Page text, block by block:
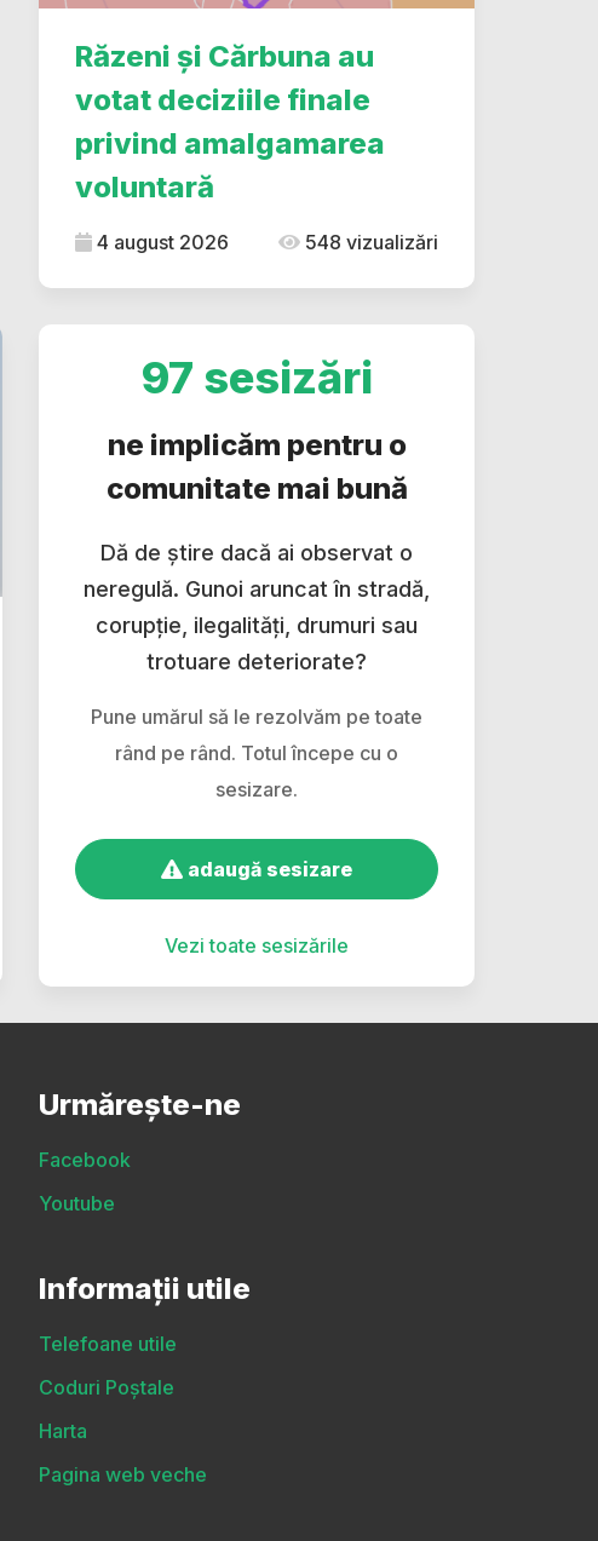
Răzeni și Cărbuna au
votat deciziile finale
privind amalgamarea
voluntară
4 august 2026 548 vizualizări
97 sesizări
ne implicăm pentru o
comunitate mai bună
Dă de știre dacă ai observat o
neregulă. Gunoi aruncat în stradă,
corupție, ilegalități, drumuri sau
trotuare deteriorate?
Pune umărul să le rezolvăm pe toate
rând pe rând. Totul începe cu o
sesizare.
adaugă sesizare
Vezi toate sesizările
Urmărește-ne
Facebook
Youtube
Informații utile
Telefoane utile
Coduri Poștale
Harta
Pagina web veche